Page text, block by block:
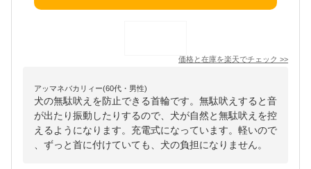
価格と在庫を楽天でチェック >>
アッマネバカリィー(60代・男性)
犬の無駄吠えを防止できる首輪です。無駄吠えすると音
が出たり振動したりするので、犬が自然と無駄吠えを控
えるようになります。充電式になっています。軽いので
、ずっと首に付けていても、犬の負担になりません。